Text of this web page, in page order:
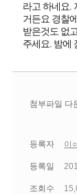
라고 하네요.
거든요 경찰
받은것도 없
주세요. 밤에
첨부파일 다
등록자 이
등록일
조회수